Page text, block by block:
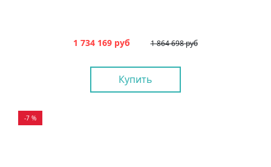
1 864 698 руб
1 734 169 руб
Купить
-7 %